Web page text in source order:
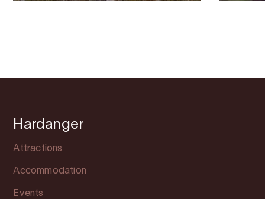
Hardanger
Attractions
Accommodation
Events